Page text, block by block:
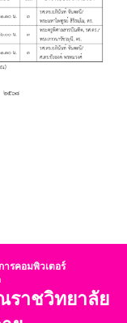
รคอมพิวเตอร์
ราชวิทยาลัย